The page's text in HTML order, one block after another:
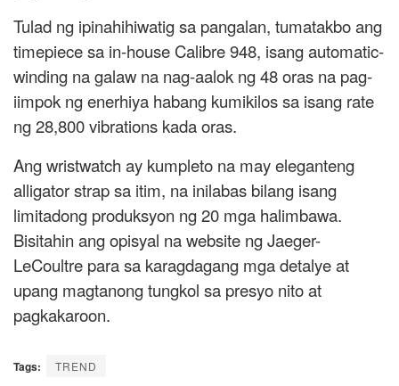
Tulad ng ipinahihiwatig sa pangalan, tumatakbo ang
timepiece sa in-house Calibre 948, isang automatic-
winding na galaw na nag-aalok ng 48 oras na pag-
iimpok ng enerhiya habang kumikilos sa isang rate
ng 28,800 vibrations kada oras.
Ang wristwatch ay kumpleto na may eleganteng
alligator strap sa itim, na inilabas bilang isang
limitadong produksyon ng 20 mga halimbawa.
Bisitahin ang opisyal na website ng Jaeger-
LeCoultre para sa karagdagang mga detalye at
upang magtanong tungkol sa presyo nito at
pagkakaroon.
Tags: TREND